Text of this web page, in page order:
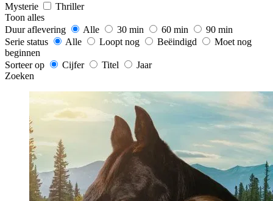
Mysterie
Thriller
Toon alles
Duur aflevering
Alle 30 min 60 min
90 min
Serie status
Alle Loopt nog Beëindigd
Moet nog
beginnen
Sorteer op
Cijfer Titel
Jaar
Zoeken